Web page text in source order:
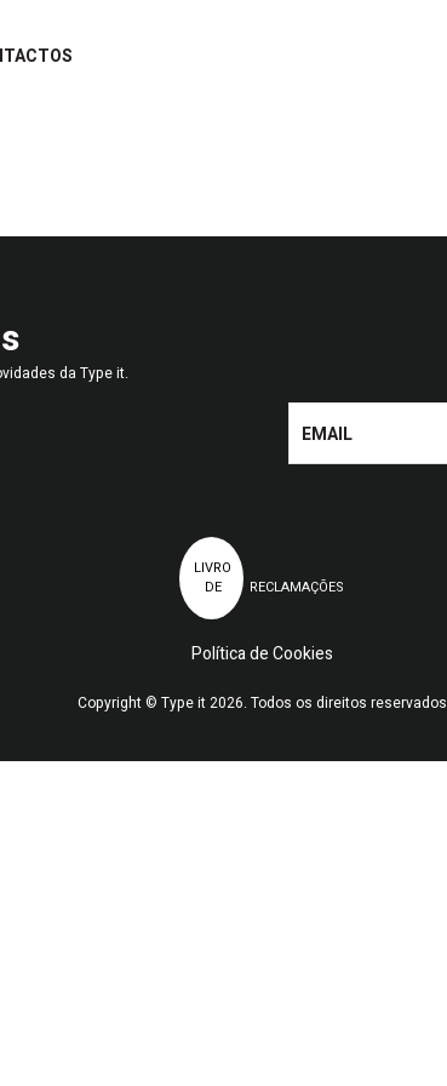
da Type it.
LIVRO
DE
RECLAMAÇÕES
Política de Cookies
Copyright © Type it 2026. Todos os direitos reservados